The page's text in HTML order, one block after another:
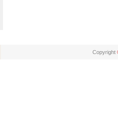
Copyright